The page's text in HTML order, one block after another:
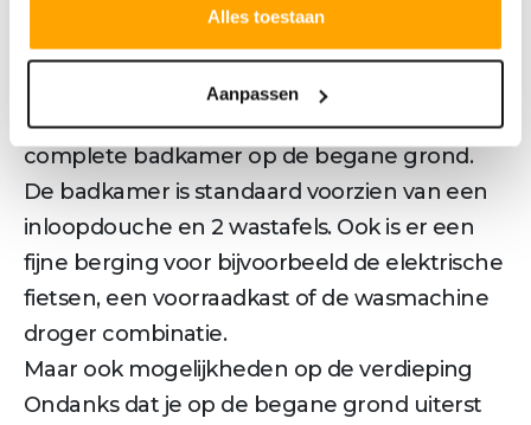
Alles toestaan
Aanpassen
Comfort op de begane grond
Kom binnen! Op de begane grond heb je
een volledig woonprogramma met een
heerlijke living, keuken, ruime slaapkamer en
complete badkamer op de begane grond.
De badkamer is standaard voorzien van een
inloopdouche en 2 wastafels. Ook is er een
fijne berging voor bijvoorbeeld de elektrische
fietsen, een voorraadkast of de wasmachine
droger combinatie.
Maar ook mogelijkheden op de verdieping
Ondanks dat je op de begane grond uiterst